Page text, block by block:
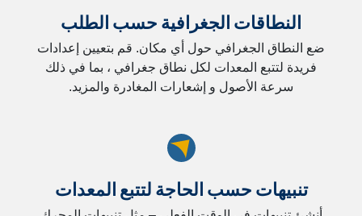
النطاقات الجغرافية حسب الطلب
ضع النطاق الجغرافي حول أي مكان. قم بتعيين إعدادات
فريدة لتتبع المعدات لكل نطاق جغرافي ، بما في ذلك
سرعة الأصول و إشعارات المغادرة والمزيد.
تنبيهات حسب الحاجة لتتبع المعدات